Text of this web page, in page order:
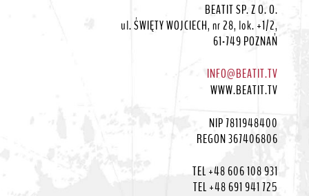
BEATIT SP. Z O. O.
ul. ŚWIĘTY WOJCIECH, nr 28, lok. +1/2,
61-749 POZNAŃ
INFO@BEATIT.TV
WWW.BEATIT.TV
NIP 7811948400
REGON 367406806
TEL +48 606 108 931
TEL +48 691 941 725